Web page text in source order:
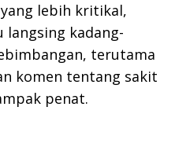
lebih kritikal,
langsing kadang-
terutama
komen tentang sakit
penat.